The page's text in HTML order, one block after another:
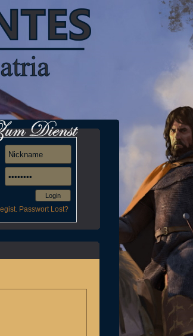
Login
Passwort Lost?